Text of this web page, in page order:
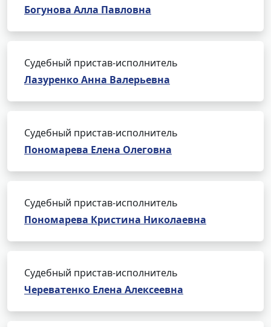
Богунова Алла Павловна
Судебный пристав-исполнитель
Лазуренко Анна Валерьевна
Судебный пристав-исполнитель
Пономарева Елена Олеговна
Судебный пристав-исполнитель
Пономарева Кристина Николаевна
Судебный пристав-исполнитель
Череватенко Елена Алексеевна